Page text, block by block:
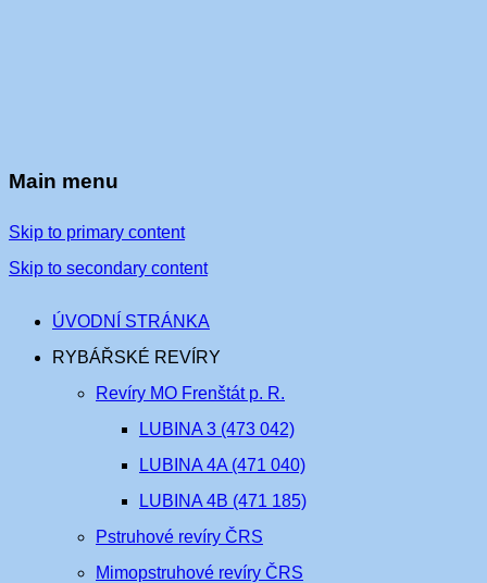
Main menu
Skip to primary content
Skip to secondary content
ÚVODNÍ STRÁNKA
RYBÁŘSKÉ REVÍRY
Revíry MO Frenštát p. R.
LUBINA 3 (473 042)
LUBINA 4A (471 040)
LUBINA 4B (471 185)
Pstruhové revíry ČRS
Mimopstruhové revíry ČRS